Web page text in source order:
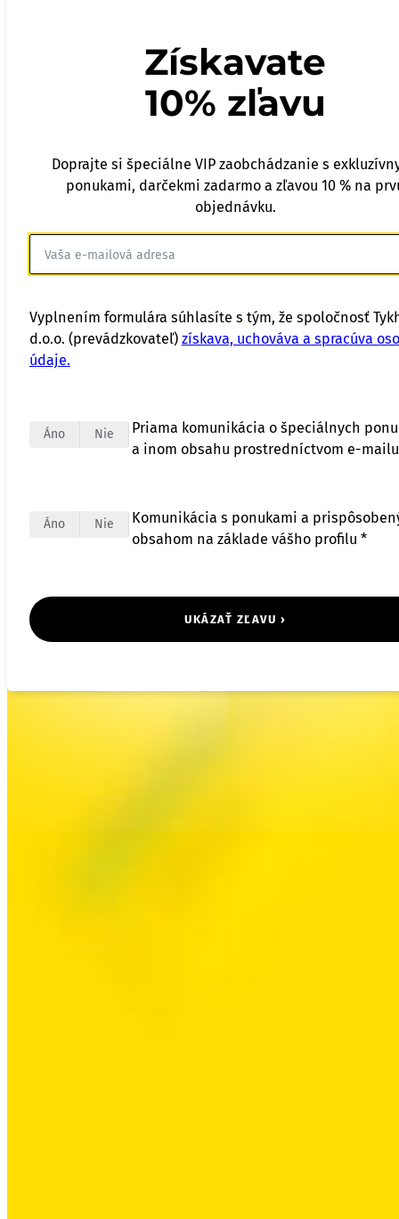
Získavate
10% zľavu
Doprajte si špeciálne VIP zaobchádzanie s
ponukami, darčekmi zadarmo a zľavou 10 % na
objednávku.
Vyplnením formulára súhlasíte s tým, že spoločnosť
d.o.o. (prevádzkovateľ) získava, uchováva a spracúva
údaje.
Áno Nie
Priama komunikácia o špeciálnych
a inom obsahu prostredníctvom e-
Áno Nie
Komunikácia s ponukami a
obsahom na základe vášho profilu *
UKÁZAŤ ZĽAVU ›